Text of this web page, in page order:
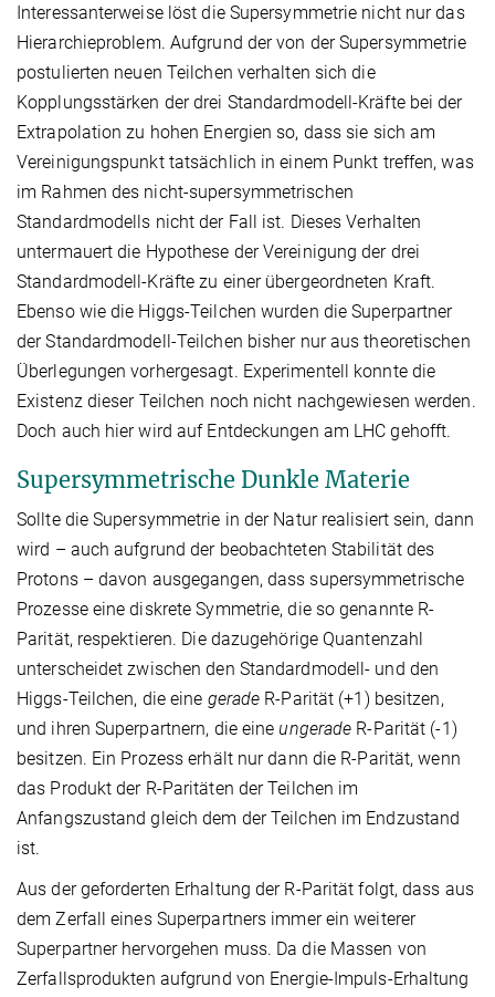
Interessanterweise löst die Supersymmetrie nicht nur das
Hierarchieproblem. Aufgrund der von der Supersymmetrie
postulierten neuen Teilchen verhalten sich die
Kopplungsstärken der drei Standardmodell-Kräfte bei der
Extrapolation zu hohen Energien so, dass sie sich am
Vereinigungspunkt tatsächlich in einem Punkt treffen, was
im Rahmen des nicht-supersymmetrischen
Standardmodells nicht der Fall ist. Dieses Verhalten
untermauert die Hypothese der Vereinigung der drei
Standardmodell-Kräfte zu einer übergeordneten Kraft.
Ebenso wie die Higgs-Teilchen wurden die Superpartner
der Standardmodell-Teilchen bisher nur aus theoretischen
Überlegungen vorhergesagt. Experimentell konnte die
Existenz dieser Teilchen noch nicht nachgewiesen werden.
Doch auch hier wird auf Entdeckungen am LHC gehofft.
Supersymmetrische Dunkle Materie
Sollte die Supersymmetrie in der Natur realisiert sein, dann
wird – auch aufgrund der beobachteten Stabilität des
Protons – davon ausgegangen, dass supersymmetrische
Prozesse eine diskrete Symmetrie, die so genannte R-
Parität, respektieren. Die dazugehörige Quantenzahl
unterscheidet zwischen den Standardmodell- und den
Higgs-Teilchen, die eine gerade R-Parität (+1) besitzen,
und ihren Superpartnern, die eine ungerade R-Parität (-1)
besitzen. Ein Prozess erhält nur dann die R-Parität, wenn
das Produkt der R-Paritäten der Teilchen im
Anfangszustand gleich dem der Teilchen im Endzustand
ist.
Aus der geforderten Erhaltung der R-Parität folgt, dass aus
dem Zerfall eines Superpartners immer ein weiterer
Superpartner hervorgehen muss. Da die Massen von
Zerfallsprodukten aufgrund von Energie-Impuls-Erhaltung